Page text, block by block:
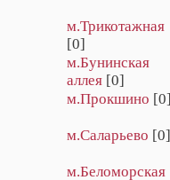
м.Трикотажная
[0]
м.Бунинская
аллея [0]
м.Прокшино [0]
м.Саларьево [0]
м.Беломорская